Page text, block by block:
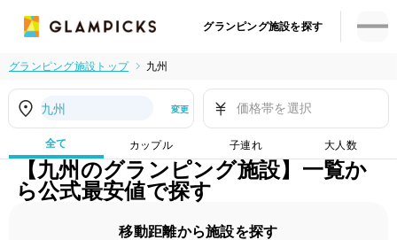
グランピング施設を探す
グランピング施設トップ 九州
九州 変更 価格帯を選択
全て カップル 子連れ 大人数
【九州のグランピング施設】一覧か
ら公式最安値で探す
移動距離から施設を探す